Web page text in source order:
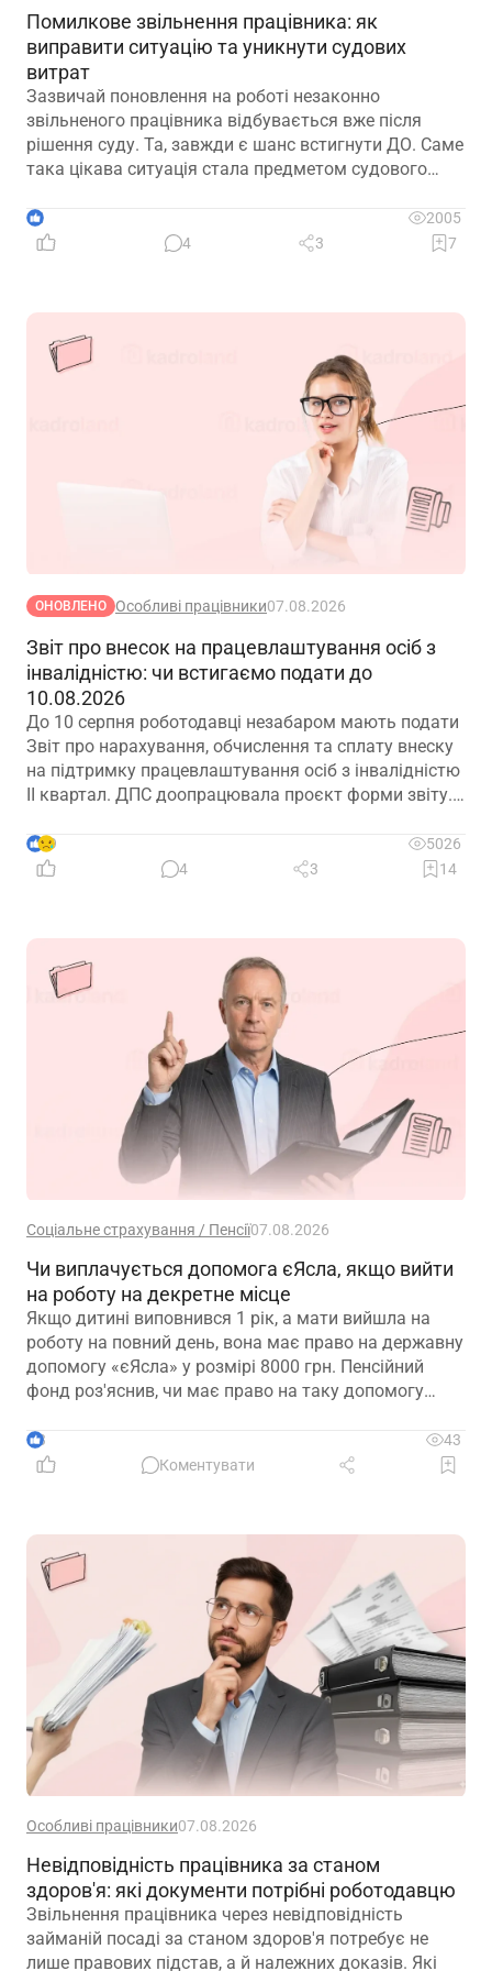
Помилкове звільнення працівника: як
виправити ситуацію та уникнути судових
витрат
Зазвичай поновлення на роботі незаконно
звільненого працівника відбувається вже після
рішення суду. Та, завжди є шанс встигнути ДО. Саме
така цікава ситуація стала предметом судового
скасував помилково виданий наказ про звільнення.
Розберемо її докладно
1
2005
4
3 7
ОНОВЛЕНО Особливі працівники07.08.2026
Звіт про внесок на працевлаштування осіб з
інвалідністю: чи встигаємо подати до
10.08.2026
До 10 серпня роботодавці незабаром мають подати
Звіт про нарахування, обчислення та сплату внеску
на підтримку працевлаштування осіб з інвалідністю
ІІ квартал. ДПС доопрацювала проєкт форми звіту.
далі
9
5026
4
3 14
Соціальне страхування / Пенсії07.08.2026
Чи виплачується допомога єЯсла, якщо вийти
на роботу на декретне місце
Якщо дитині виповнився 1 рік, а мати вийшла на
роботу на повний день, вона має право на державну
допомогу «єЯсла» у розмірі 8000 грн. Пенсійний
фонд роз'яснив, чи має право на таку допомогу
3
43
Коментувати
Особливі працівники07.08.2026
Невідповідність працівника за станом
здоров'я: які документи потрібні роботодавцю
Звільнення працівника через невідповідність
займаній посаді за станом здоров'я потребує не
лише правових підстав, а й належних доказів. Які